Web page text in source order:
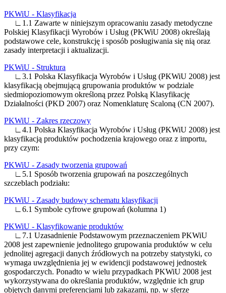
PKWiU - Klasyfikacja
∟1.1 Zawarte w niniejszym opracowaniu zasady metodyczne
Polskiej Klasyfikacji Wyrobów i Usług (PKWiU 2008) określają
podstawowe cele, konstrukcję i sposób posługiwania się nią oraz
zasady interpretacji i aktualizacji.
PKWiU - Struktura
∟3.1 Polska Klasyfikacja Wyrobów i Usług (PKWiU 2008) jest
klasyfikacją obejmującą grupowania produktów w podziale
siedmiopoziomowym określoną przez Polską Klasyfikację
Działalności (PKD 2007) oraz Nomenklaturę Scaloną (CN 2007).
PKWiU - Zakres rzeczowy
∟4.1 Polska Klasyfikacja Wyrobów i Usług (PKWiU 2008) jest
klasyfikacją produktów pochodzenia krajowego oraz z importu,
przy czym:
PKWiU - Zasady tworzenia grupowań
∟5.1 Sposób tworzenia grupowań na poszczególnych
szczeblach podziału:
PKWiU - Zasady budowy schematu klasyfikacji
∟6.1 Symbole cyfrowe grupowań (kolumna 1)
PKWiU - Klasyfikowanie produktów
∟7.1 Uzasadnienie Podstawowym przeznaczeniem PKWiU
2008 jest zapewnienie jednolitego grupowania produktów w celu
jednolitej agregacji danych źródłowych na potrzeby statystyki, co
wymaga uwzględnienia jej w ewidencji podstawowej jednostek
gospodarczych. Ponadto w wielu przypadkach PKWiU 2008 jest
wykorzystywana do określania produktów, względnie ich grup
objętych danymi preferencjami lub zakazami, np. w sferze